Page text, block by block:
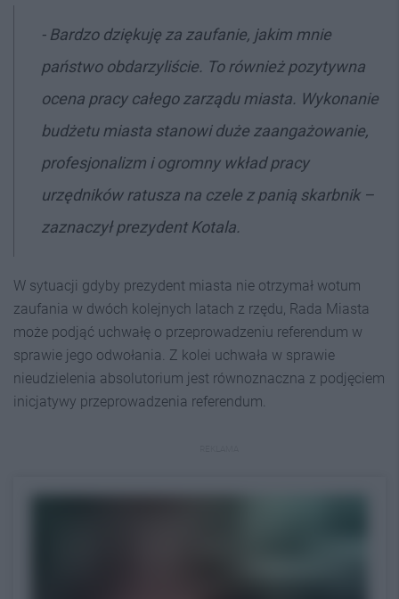
- Bardzo dziękuję za zaufanie, jakim mnie
państwo obdarzyliście. To również pozytywna
ocena pracy całego zarządu miasta. Wykonanie
budżetu miasta stanowi duże zaangażowanie,
profesjonalizm i ogromny wkład pracy
urzędników ratusza na czele z panią skarbnik –
zaznaczył prezydent Kotala.
W sytuacji gdyby prezydent miasta nie otrzymał wotum
zaufania w dwóch kolejnych latach z rzędu, Rada Miasta
może podjąć uchwałę o przeprowadzeniu referendum w
sprawie jego odwołania. Z kolei uchwała w sprawie
nieudzielenia absolutorium jest równoznaczna z podjęciem
inicjatywy przeprowadzenia referendum.